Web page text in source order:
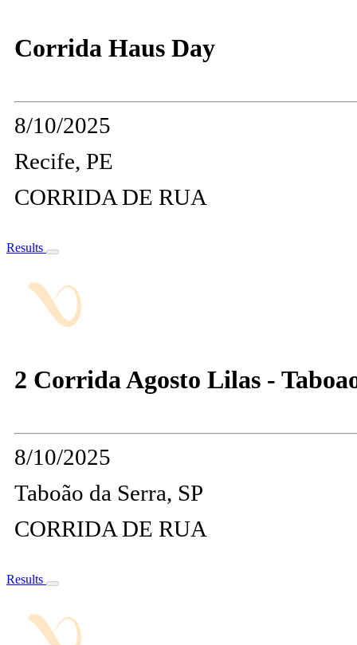
Corrida Haus Day
8/10/2025
Recife, PE
CORRIDA DE RUA
Results
2 Corrida Agosto Lilas -
8/10/2025
Taboão da Serra, SP
CORRIDA DE RUA
Results